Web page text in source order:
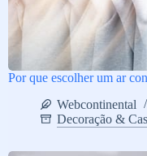
Por que escolher um ar
Webcontinental
Decoração &